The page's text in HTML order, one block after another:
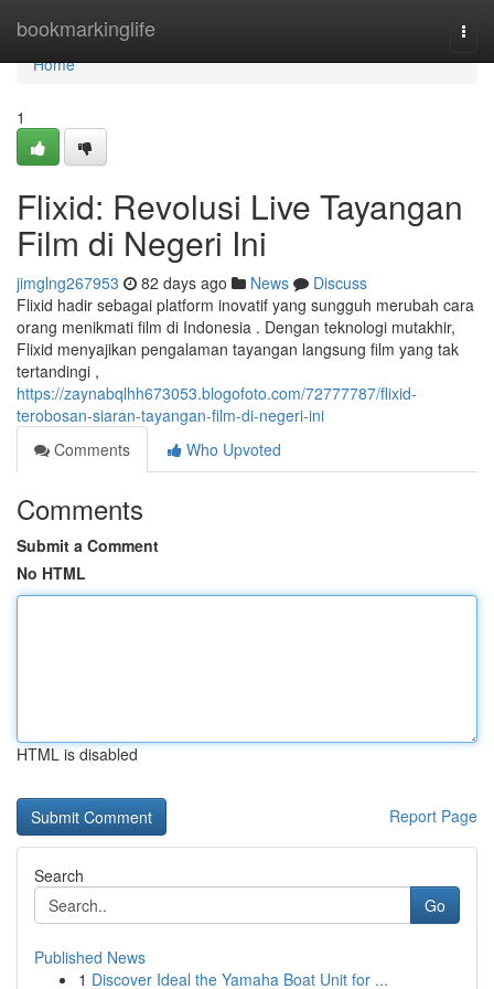
bookmarkinglife
Home
Home
1
Flixid: Revolusi Live Tayangan
Film di Negeri Ini
jimglng267953 82 days ago News
Discuss
Flixid hadir sebagai platform inovatif yang sungguh merubah cara
orang menikmati film di Indonesia . Dengan teknologi mutakhir,
Flixid menyajikan pengalaman tayangan langsung film yang tak
tertandingi ,
https://zaynabqlhh673053.blogofoto.com/72777787/flixid-
terobosan-siaran-tayangan-film-di-negeri-ini
Comments
Who Upvoted
Comments
Submit a Comment
No HTML
HTML is disabled
Report Page
Search
Go
Published News
1 Discover Ideal the Yamaha Boat Unit for ...